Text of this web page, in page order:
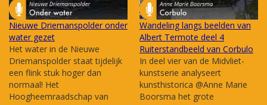
Nieuwe Driemanspolder onder
water gezet
Het water in de Nieuwe
Driemanspolder staat tijdelijk
een flink stuk hoger dan
normaal! Het
Hoogheemraadschap van
Wandeling langs beelden van
Albert Termote deel 4
Ruiterstandbeeld van Corbulo
In deel vier van de Midvliet-
kunstserie analyseert
kunsthistorica @Anne Marie
Boorsma het grote